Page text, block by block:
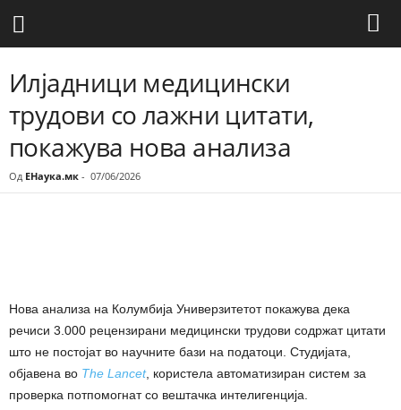
Илјадници медицински
трудови со лажни цитати,
покажува нова анализа
Од ЕНаука.мк - 07/06/2026
Новa анализа на Колумбија Универзитетот покажува дека
речиси 3.000 рецензирани медицински трудови содржат цитати
што не постојат во научните бази на податоци. Студијата,
објавена во The Lancet, користела автоматизиран систем за
проверка потпомогнат со вештачка интелигенција.